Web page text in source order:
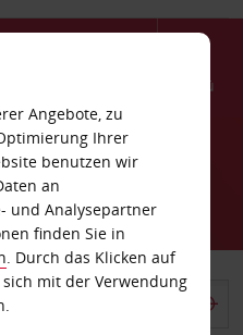
Menü
Michigan
Angebote, zu
Ihrer
benutzen wir
an
und Analysepartner
finden Sie in
. Durch das Klicken auf
sich mit der Verwendung